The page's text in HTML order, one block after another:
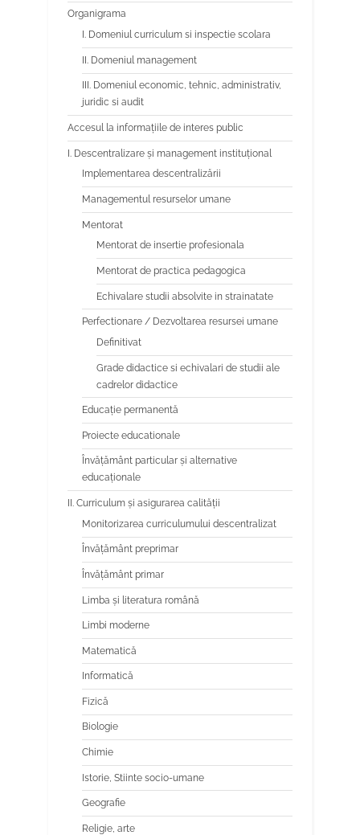
Organigrama
I. Domeniul curriculum si inspectie scolara
II. Domeniul management
III. Domeniul economic, tehnic, administrativ,
juridic si audit
Accesul la informațiile de interes public
I. Descentralizare și management instituțional
Implementarea descentralizării
Managementul resurselor umane
Mentorat
Mentorat de insertie profesionala
Mentorat de practica pedagogica
Echivalare studii absolvite in strainatate
Perfectionare / Dezvoltarea resursei umane
Definitivat
Grade didactice si echivalari de studii ale
cadrelor didactice
Educaţie permanentă
Proiecte educationale
Învăţământ particular şi alternative
educaţionale
II. Curriculum și asigurarea calității
Monitorizarea curriculumului descentralizat
Învățământ preprimar
Învățământ primar
Limba şi literatura română
Limbi moderne
Matematică
Informatică
Fizică
Biologie
Chimie
Istorie, Stiinte socio-umane
Geografie
Religie, arte